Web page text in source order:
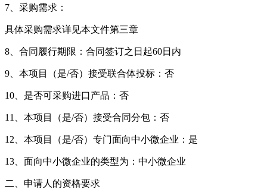
7、采购需求：
具体采购需求详见本文件第三章
8、合同履行期限：合同签订之日起60日内
9、本项目（是/否）接受联合体投标：否
10、是否可采购进口产品：否
11、本项目（是/否）接受合同分包：否
12、本项目（是/否）专门面向中小微企业：是
13、面向中小微企业的类型为：中小微企业
二、申请人的资格要求